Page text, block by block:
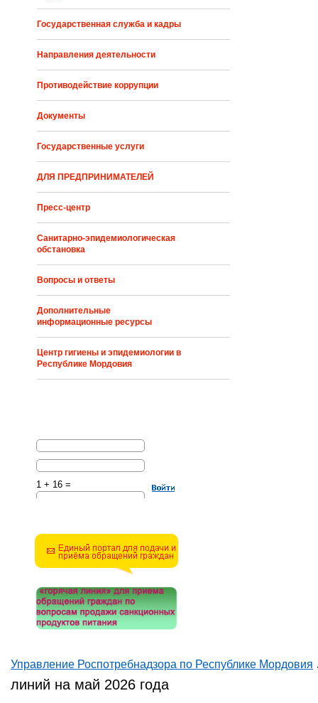
Государственная служба и кадры
Направления деятельности
Противодействие коррупции
Документы
Государственные услуги
ДЛЯ ПРЕДПРИНИМАТЕЛЕЙ
Пресс-центр
Санитарно-эпидемиологическая
обстановка
Вопросы и ответы
Дополнительные
информационные ресурсы
Центр гигиены и эпидемиологии в
Республике Мордовия
1 + 16 =
Вы здесь
Управление Роспотребнадзора по Республике Мордовия
линий на май 2026 года